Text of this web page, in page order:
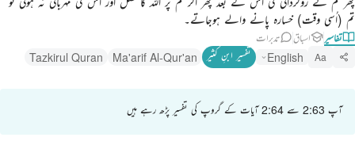
تم (اُسی وقت) خسارہ پانے والے ہوجاتے۔
تفاسیر اسباق تدبرات
Aa
English تفسیر ابنِ کثیر Ma'arif Al-Qur'an
Tazkirul Quran
آپ 2:63 سے 2:64 آیات کے گروپ کی تفسیر پڑھ رہے ہیں